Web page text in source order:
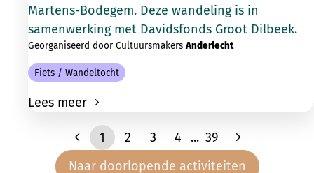
Martens-Bodegem. Deze wandeling is in
samenwerking met Davidsfonds Groot Dilbeek.
Georganiseerd door CultuursmakersAnderlecht
Fiets / Wandeltocht
Lees meer
1 2 3 4 ... 39
Naar doorlopende activiteiten